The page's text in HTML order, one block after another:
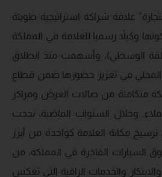
علاقة شراكة استراتيجية طويلة
وكيلاً رسميا للعلامة في المملكة
الوسطى)، وأسهمت منذ انطلاق
في تعزيز حضورها ضمن قطاع
متكاملة من صالات العرض ومراكز
وخلال السنوات الماضية، نجحت
مكانة العلامة كواحدة من أبرز
السيارات الفاخرة في المملكة، من
والخدمات الراقية التي تعكس